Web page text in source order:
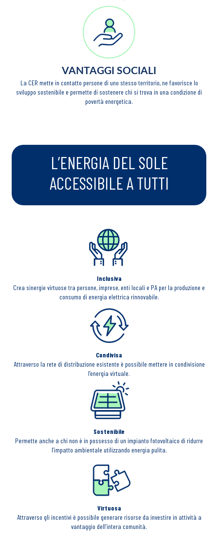
VANTAGGI SOCIALI
La CER mette in contatto persone di uno stesso territorio, ne favorisce lo
sviluppo sostenibile e permette di sostenere chi si trova in una condizione di
povertà energetica.
L’ENERGIA DEL SOLE
ACCESSIBILE A TUTTI
Inclusiva
Crea sinergie virtuose tra persone, imprese, enti locali e PA per la produzione e
consumo di energia elettrica rinnovabile.
Condivisa
Attraverso la rete di distribuzione esistente è possibile mettere in condivisione
l’energia virtuale.
Sostenibile
Permette anche a chi non è in possesso di un impianto fotovoltaico di ridurre
l’impatto ambientale utilizzando energia pulita.
Virtuosa
Attraverso gli incentivi è possibile generare risorse da investire in attività a
vantaggio dell’intera comunità.